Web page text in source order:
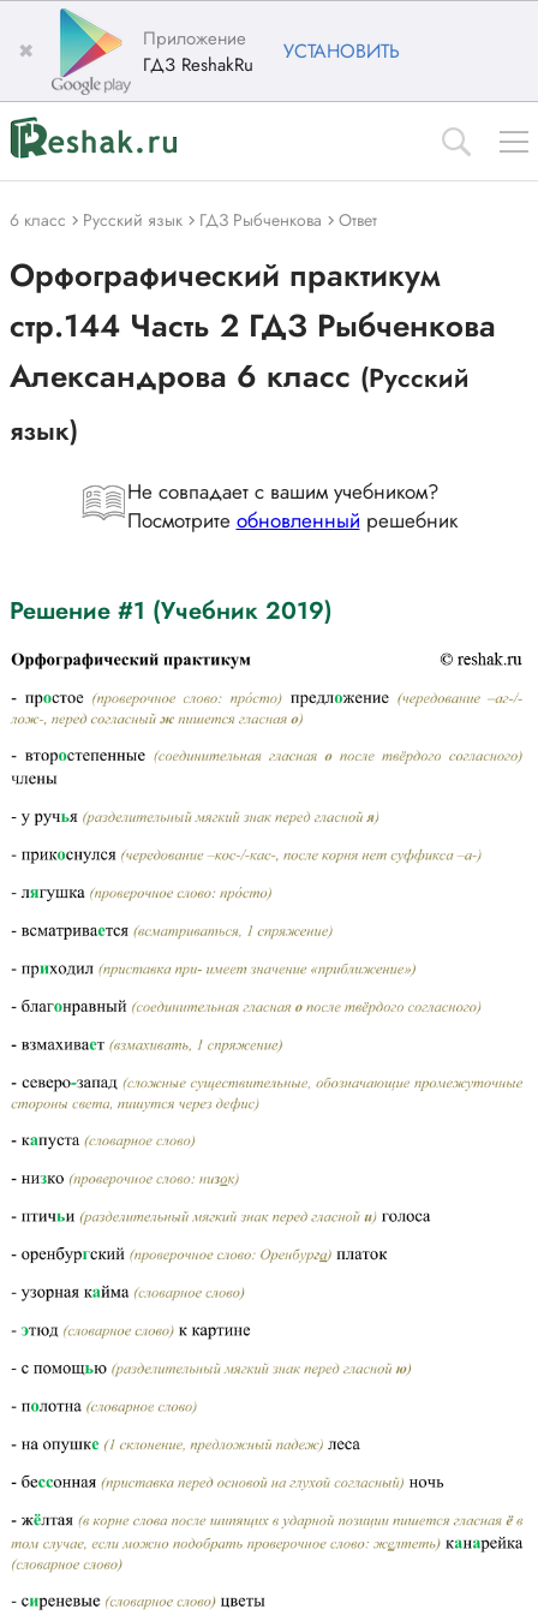
✖
Приложение
ГДЗ ReshakRu
УСТАНОВИТЬ
6 класс Русский язык ГДЗ Рыбченкова Ответ
Орфографический практикум
стр.144 Часть 2 ГДЗ Рыбченкова
Александрова 6 класс (Русский
язык)
Не совпадает с вашим учебником?
Посмотрите обновленный решебник
Решение #1 (Учебник 2019)